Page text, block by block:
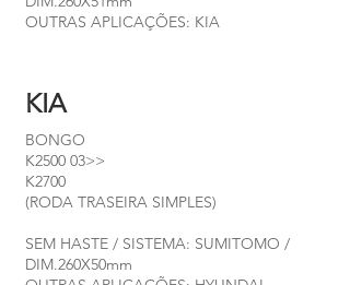
OUTRAS APLICAÇÕES: KIA
KIA
BONGO
K2500 03>>
K2700
(RODA TRASEIRA SIMPLES)
SEM HASTE / SISTEMA: SUMITOMO /
DIM.260X50mm